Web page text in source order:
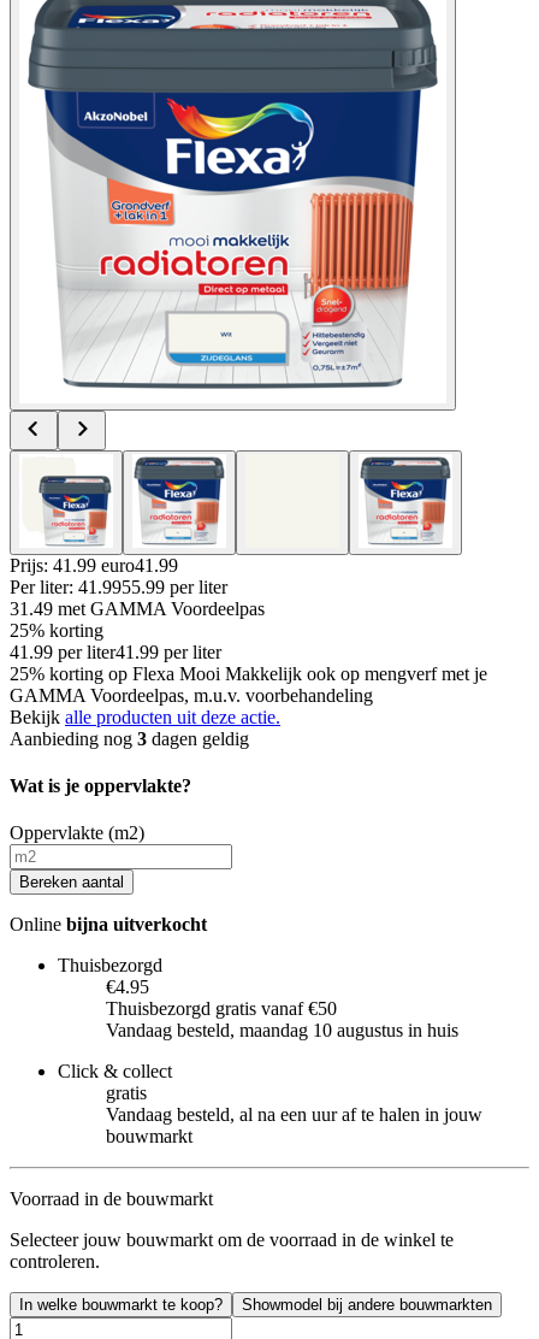
Prijs: 41.99 euro41 .99
Per liter: 41.9955.99 per liter
31.49 met GAMMA Voordeelpas
25% korting
41.99 per liter41.99 per liter
25% korting op Flexa Mooi Makkelijk ook op mengverf met je
GAMMA Voordeelpas, m.u.v. voorbehandeling
Bekijk alle producten uit deze actie.
Aanbieding nog 3 dagen geldig
Wat is je oppervlakte?
Oppervlakte (m2)
Bereken aantal
Online bijna uitverkocht
Thuisbezorgd
€4.95
Thuisbezorgd gratis vanaf €50
Vandaag besteld, maandag 10 augustus in huis
Click & collect
gratis
Vandaag besteld, al na een uur af te halen in jouw
bouwmarkt
Voorraad in de bouwmarkt
Selecteer jouw bouwmarkt om de voorraad in de winkel te
controleren.
In welke bouwmarkt te koop? Showmodel bij andere bouwmarkten